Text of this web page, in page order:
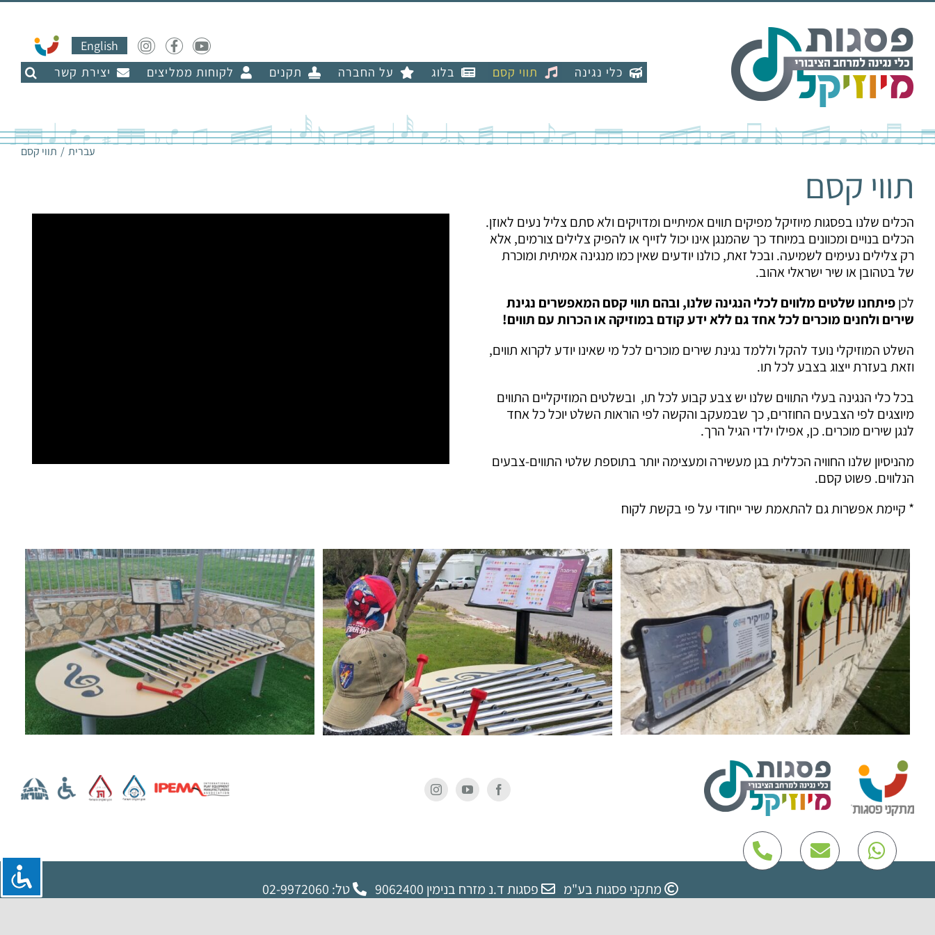
דלג
English
כלי נגינה
תווי קסם בלוג על החברה תקנים לקוחות ממליצים יצירת קשר
עברית תווי קסם
תווי קסם
הכלים שלנו בפסגות מיוזיקל מפיקים תווים אמיתיים ומדויקים ולא סתם צליל נעים לאוזן.
הכלים בנויים ומכוונים במיוחד כך שהמנגן אינו יכול לזייף או להפיק צלילים צורמים, אלא
רק צלילים נעימים לשמיעה. ובכל זאת, כולנו יודעים שאין כמו מנגינה אמיתית ומוכרת
של בטהובן או שיר ישראלי אהוב.
לכןפיתחנו שלטים מלווים לכלי הנגינה שלנו, ובהם תווי קסם המאפשרים נגינת
שירים ולחנים מוכרים לכל אחד גם ללא ידע קודם במוזיקה או הכרות עם תווים!
השלט המוזיקלי נועד להקל וללמד נגינת שירים מוכרים לכל מי שאינו יודע לקרוא תווים,
וזאת בעזרת ייצוג בצבע לכל תו.
בכל כלי הנגינה בעלי התווים שלנו יש צבע קבוע לכל תו, ובשלטים המוזיקליים התווים
מיוצגים לפי הצבעים החוזרים, כך שבמעקב והקשה לפי הוראות השלט יוכל כל אחד
לנגן שירים מוכרים. כן, אפילו ילדי הגיל הרך.
מהניסיון שלנו החוויה הכללית בגן מעשירה ומעצימה יותר בתוספת שלטי התווים-צבעים
הנלווים. פשוט קסם.
* קיימת אפשרות גם להתאמת שיר ייחודי על פי בקשת לקוח
מתקני פסגות בע"מ פסגות ד.נ מזרח בנימין 9062400
טל: 02-9972060